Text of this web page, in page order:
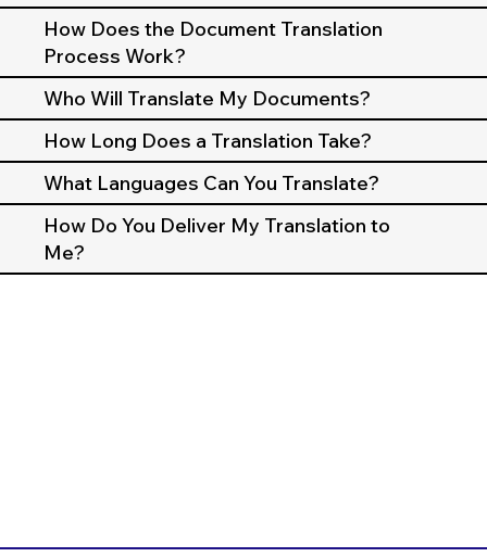
How Does the Document Translation
Process Work?
Who Will Translate My Documents?
How Long Does a Translation Take?
What Languages Can You Translate?
How Do You Deliver My Translation to
Me?